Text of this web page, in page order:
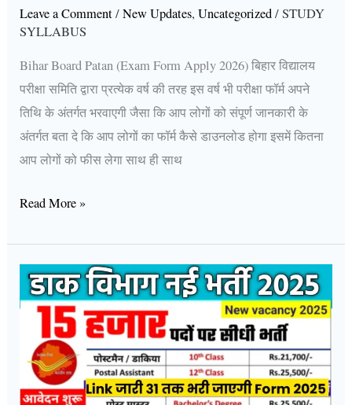
Leave a Comment/New Updates,Uncategorized/STUDY
SYLLABUS
Bihar Board Patan (Exam Form Apply 2026) बिहार विद्यालय
परीक्षा समिति द्वारा प्रत्येक वर्ष की तरह इस वर्ष भी परीक्षा फॉर्म अपने
तिथि के अंतर्गत भरवाएगी जैसा कि आप लोगों को संपूर्ण जानकारी के
अंतर्गत बता दे कि आप लोगों का फॉर्म कैसे डाउनलोड होगा इसमें कितना
आप लोगों को फीस लेगा साथ ही साथ
Read More »
Post
Office
Vacancy
2025
Big